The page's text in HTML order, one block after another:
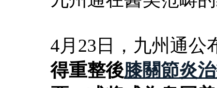
4月23日，九州通公
得重整後膝關節炎